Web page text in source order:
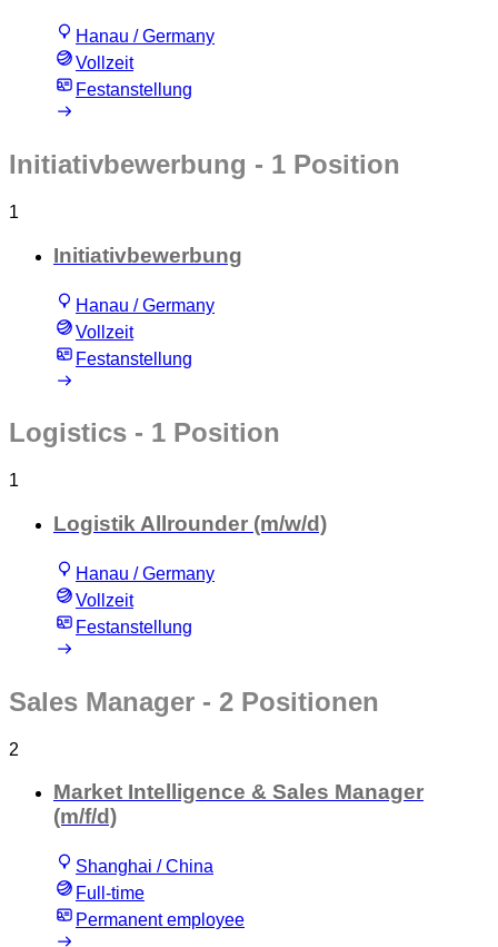
Hanau / Germany
Vollzeit
Festanstellung
Initiativbewerbung - 1 Position
1
Initiativbewerbung
Hanau / Germany
Vollzeit
Festanstellung
Logistics - 1 Position
1
Logistik Allrounder (m/w/d)
Hanau / Germany
Vollzeit
Festanstellung
Sales Manager - 2 Positionen
2
Market Intelligence & Sales Manager
(m/f/d)
Shanghai / China
Full-time
Permanent employee